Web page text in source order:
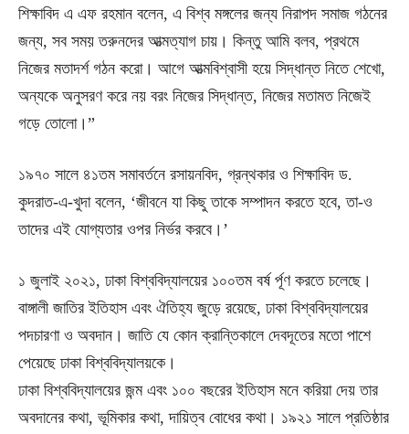
শিক্ষাবিদ এ এফ রহমান বলেন, এ বিশ্ব মঙ্গলের জন্য নিরাপদ সমাজ গঠনের
জন্য, সব সময় তরুনদের আত্মত্যাগ চায়। কিন্তু আমি বলব, প্রথমে
নিজের মতাদর্শ গঠন করো। আগে আত্মবিশ্বাসী হয়ে সিদ্ধান্ত নিতে শেখো,
অন্যকে অনুসরণ করে নয় বরং নিজের সিদ্ধান্ত, নিজের মতামত নিজেই
গড়ে তোলো।”
১৯৭০ সালে ৪১তম সমাবর্তনে রসায়নবিদ, গ্রন্থকার ও শিক্ষাবিদ ড.
কুদরাত-এ-খুদা বলেন, ‘জীবনে যা কিছু তাকে সম্পাদন করতে হবে, তা-ও
তাদের এই যোগ্যতার ওপর নির্ভর করবে।’
১ জুলাই ২০২১, ঢাকা বিশ্ববিদ্যালয়ের ১০০তম বর্ষ র্পূণ করতে চলেছে।
বাঙ্গালী জাতির ইতিহাস এবং ঐতিহ্য জুড়ে রয়েছে, ঢাকা বিশ্ববিদ্যালয়ের
পদচারণা ও অবদান। জাতি যে কোন ক্রান্তিকালে দেবদূতের মতো পাশে
পেয়েছে ঢাকা বিশ্ববিদ্যালয়কে।
ঢাকা বিশ্ববিদ্যালয়ের জন্ম এবং ১০০ বছরের ইতিহাস মনে করিয়া দেয় তার
অবদানের কথা, ভূমিকার কথা, দায়িত্ব বোধের কথা। ১৯২১ সালে প্রতিষ্ঠার